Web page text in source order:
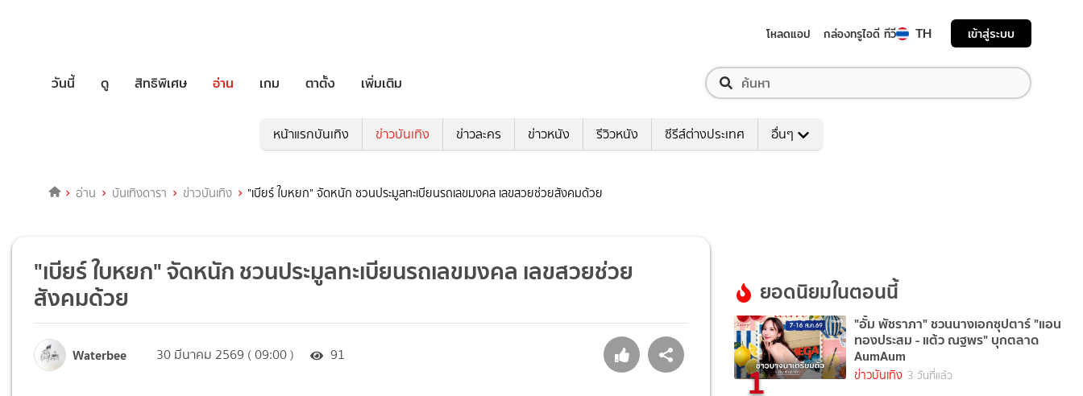
โหลดแอป กล่องทรูไอดี ทีวี TH เข้าสู่ระบบ
วันนี้ ดู สิทธิพิเศษ อ่าน เกม ตาตั้ง เพิ่มเติม
หน้าแรกบันเทิง ข่าวบันเทิง ข่าวละคร ข่าวหนัง รีวิวหนัง ซีรีส์ต่างประเทศ อื่นๆ
อ่าน บันเทิงดารา ข่าวบันเทิง "เบียร์ ใบหยก" จัดหนัก ชวนประมูลทะเบียนรถเลขมงคล เลขสวยช่วยสังคมด้วย
"เบียร์ ใบหยก" จัดหนัก ชวนประมูลทะเบียนรถเลขมงคล เลขสวยช่วย
สังคมด้วย
Waterbee 30 มีนาคม 2569 ( 09:00 ) 91
ยอดนิยมในตอนนี้
1
"อั้ม พัชราภา" ชวนนางเอกซุปตาร์ "แอน
ทองประสม - แต้ว ณฐพร" บุกตลาด
AumAum
ข่าวบันเทิง 3 วันที่แล้ว